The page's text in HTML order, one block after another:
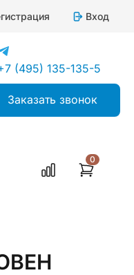
Вход
(495) 135-135-5
Заказать звонок
0